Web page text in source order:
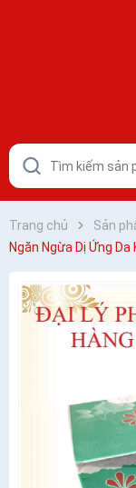
Trang chủ Sản
Ngăn Ngừa Dị Ứng